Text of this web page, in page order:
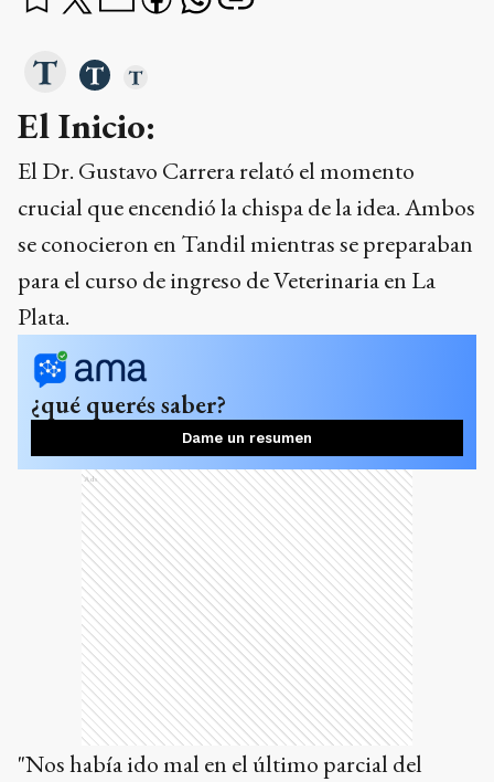
El Inicio:
El Dr. Gustavo Carrera relató el momento
crucial que encendió la chispa de la idea. Ambos
se conocieron en Tandil mientras se preparaban
para el curso de ingreso de Veterinaria en La
Plata.
¿qué querés saber?
Dame un resumen
Ads
"Nos había ido mal en el último parcial del